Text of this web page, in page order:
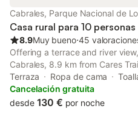
Cabrales, Parque Nacional de
Casa rural para 10 personas
8.9Muy bueno⋅45
Offering a terrace and river
Cabrales, 8.9 km from Cares
Pria.
Terraza Ropa de cama
Cancelación gratuita
desde 130 € por noche